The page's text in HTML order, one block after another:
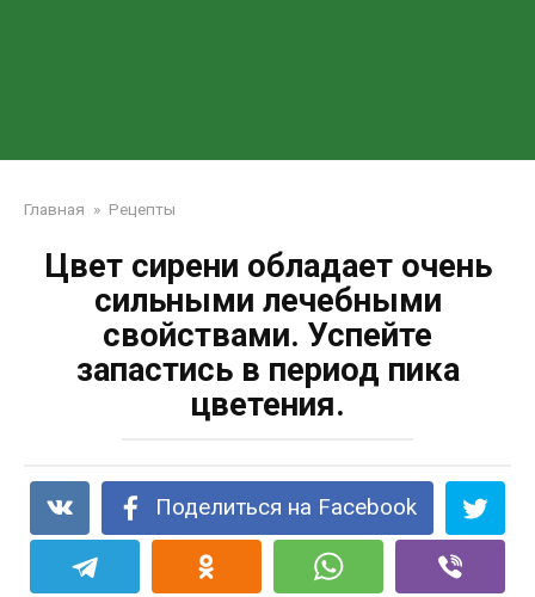
Главная » Рецепты
Цвет сирени обладает очень
сильными лечебными
свойствами. Успейте
запастись в период пика
цветения.
Поделиться на Facebook